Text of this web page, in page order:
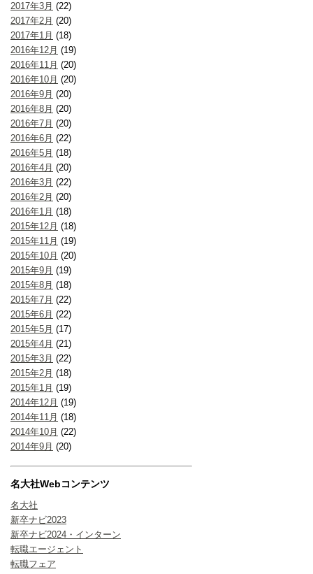
2017年3月 (22)
2017年2月 (20)
2017年1月 (18)
2016年12月 (19)
2016年11月 (20)
2016年10月 (20)
2016年9月 (20)
2016年8月 (20)
2016年7月 (20)
2016年6月 (22)
2016年5月 (18)
2016年4月 (20)
2016年3月 (22)
2016年2月 (20)
2016年1月 (18)
2015年12月 (18)
2015年11月 (19)
2015年10月 (20)
2015年9月 (19)
2015年8月 (18)
2015年7月 (22)
2015年6月 (22)
2015年5月 (17)
2015年4月 (21)
2015年3月 (22)
2015年2月 (18)
2015年1月 (19)
2014年12月 (19)
2014年11月 (18)
2014年10月 (22)
2014年9月 (20)
名大社Webコンテンツ
名大社
新卒ナビ2023
新卒ナビ2024・インターン
転職エージェント
転職フェア